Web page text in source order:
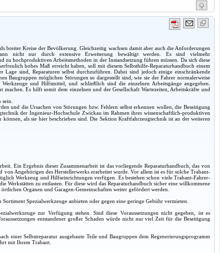
breiter Kreise der Bevölkerung. Gleichzeitig wachsen damit aber auch die Anforderungen
nicht nur durch extensive Erweiterung bewältigt werden. Es sind vielmehr
hochproduktiven Arbeitsmethoden in der Instandsetzung führen müssen. Da sich diese
hohes Maß erreicht haben, soll mit diesem Selbsthilfe-Reparaturhandbuch einem
sind, Reparaturen selbst durchzuführen. Dabei sind jedoch einige einschränkende
Baugruppen möglichen Störungen so dargestellt sind, wie sie der Fahrer normalerweise
und Hilfsmittel, und schließlich sind die einzelnen Arbeitsgänge angegeben.
Es hilft somit dem einzelnen und der Gesellschaft Wartezeiten, Arbeitskräfte und
und die Ursachen von Störungen bzw. Fehlern selbst erkennen wollen, die Beseitigung
der Ingenieur-Hochschule Zwickau im Rahmen ihres wissenschaftlich-produktiven
als sie hier beschrieben sind. Die Sektion Kraftfahrzeugtechnik ist an der weiteren
Ein Ergebnis dieser Zusammenarbeit ist das vorliegende Reparaturhandbuch, das von
Angehörigen des Herstellerwerks erarbeitet wurde. Vor allem ist es für solche Trabant-
Werkzeug und Hilfseinrichtungen verfügen. Es bestehen schon viele Trabant-Fahrer-
Werkstätten zu entlasten. Für diese wird das Reparaturhandbuch sicher eine willkommene
Organen und Garagen-Gemeinschaften weiter gefördert werden.
Spezialwerkzeuge anbieten oder gegen eine geringe Gebühr vermieten.
zur Verfügung stehen. Sind diese Voraussetzungen nicht gegeben, ist es
entstandener großer Schaden würde nicht nur viel Zeit für die Beseitigung
einer Selbstreparatur ausgebaute Teile und Baugruppen dem Regenerierungsprogramm
mit Ihrem Trabant.